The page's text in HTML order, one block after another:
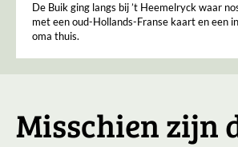
De Buik ging langs bij ’t Heemelryck waar
met een oud-Hollands-Franse kaart en een
oma thuis.
Misschien zijn